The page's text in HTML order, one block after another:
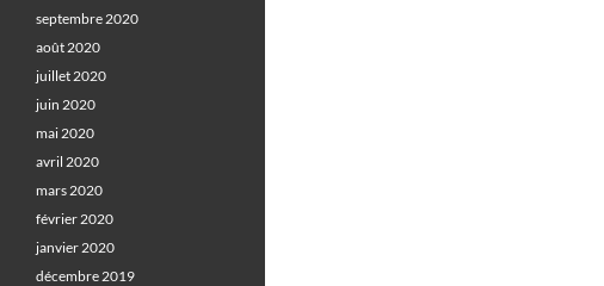
septembre 2020
août 2020
juillet 2020
juin 2020
mai 2020
avril 2020
mars 2020
février 2020
janvier 2020
décembre 2019